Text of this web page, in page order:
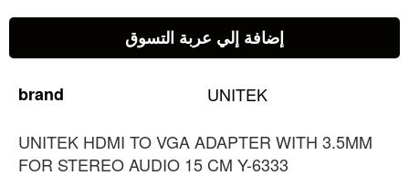
إضافة إلي عربة التسوق
brand
UNITEK
UNITEK HDMI TO VGA ADAPTER WITH 3.5MM
FOR STEREO AUDIO 15 CM Y-6333